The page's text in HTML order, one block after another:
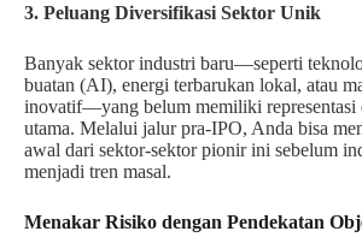
3. Peluang Diversifikasi Sektor Unik
Banyak sektor industri baru—seperti
buatan (AI), energi terbarukan lokal, atau
inovatif—yang belum memiliki representasi
utama. Melalui jalur pra-IPO, Anda bisa
awal dari sektor-sektor pionir ini sebelum
menjadi tren masal.
Menakar Risiko dengan Pendekatan